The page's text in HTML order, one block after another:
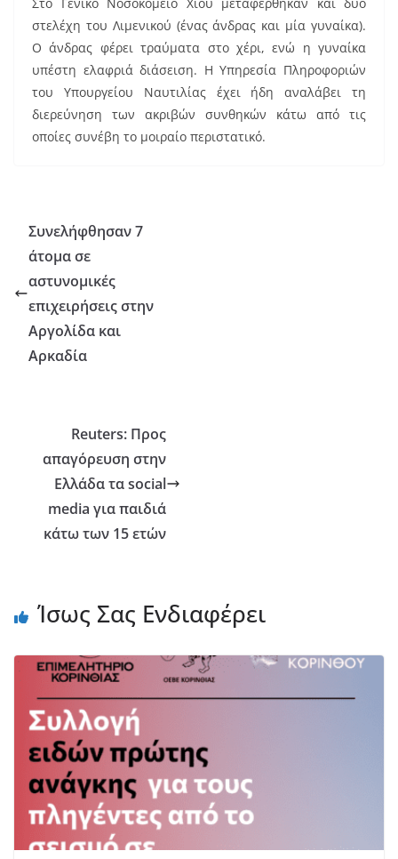
στελέχη του Λιμενικού (ένας άνδρας και μία γυναίκα).
Ο άνδρας φέρει τραύματα στο χέρι, ενώ η γυναίκα
υπέστη ελαφριά διάσειση. Η Υπηρεσία Πληροφοριών
του Υπουργείου Ναυτιλίας έχει ήδη αναλάβει τη
διερεύνηση των ακριβών συνθηκών κάτω από τις
οποίες συνέβη το μοιραίο περιστατικό.
Συνελήφθησαν 7
άτομα σε
αστυνομικές
επιχειρήσεις στην
Αργολίδα και
Αρκαδία
Reuters: Προς
απαγόρευση στην
Ελλάδα τα social
media για παιδιά
κάτω των 15 ετών
Ίσως Σας Ενδιαφέρει